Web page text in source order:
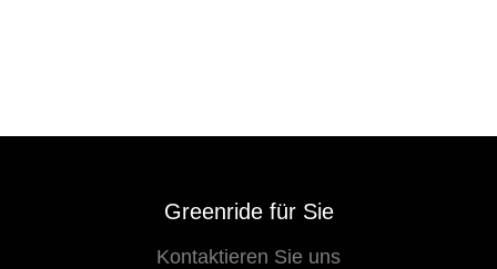
Greenride für Sie
Kontaktieren Sie uns